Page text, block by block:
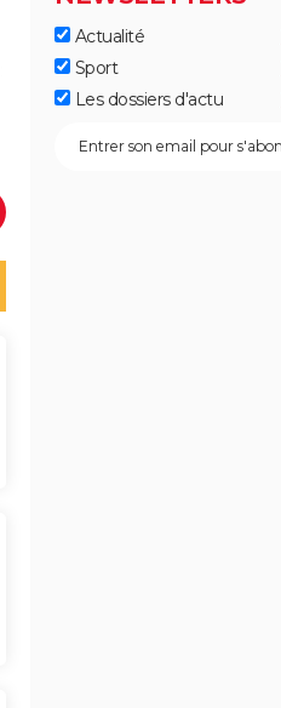
Actualité
Sport
Les dossiers d'actu